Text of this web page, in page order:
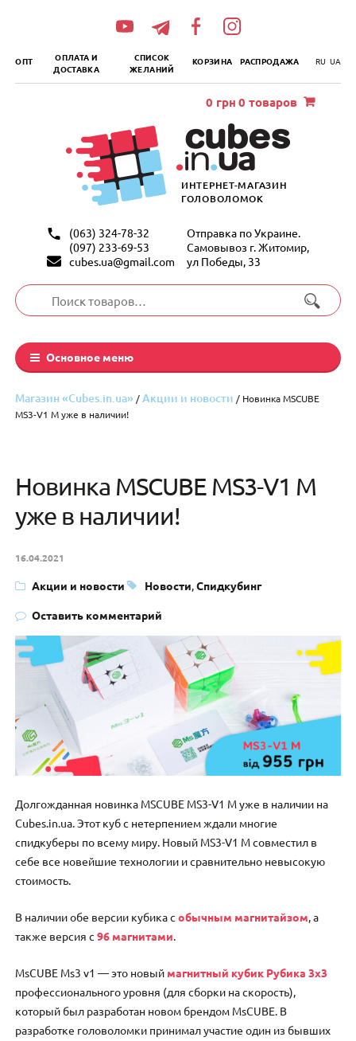
ОПТ
ОПЛАТА И
ДОСТАВКА
СПИСОК
ЖЕЛАНИЙ
КОРЗИНА РАСПРОДАЖА RU UA
ИНТЕРНЕТ-МАГАЗИН
ГОЛОВОЛОМОК
(063) 324-78-32
(097) 233-69-53
cubes.ua@gmail.com
Отправка по Украине.
Самовывоз г. Житомир,
ул Победы, 33
Искать:
Основное меню
0 грн 0 товаров
Магазин «Cubes.in.ua» /Акции и новости / Новинка MSCUBE
MS3-V1 M уже в наличии!
Новинка MSCUBE MS3-V1 M
уже в наличии!
16.04.2021
Акции и новости Новости,Спидкубинг
Оставить комментарий
Долгожданная новинка MSCUBE MS3-V1 M уже в наличии на
Cubes.in.ua. Этот куб с нетерпением ждали многие
спидкуберы по всему миру. Новый MS3-V1 M совместил в
себе все новейшие технологии и сравнительно невысокую
стоимость.
В наличии обе версии кубика собычным магнитайзом, а
также версия с96 магнитами.
MsCUBE Ms3 v1 — это новый магнитный кубик Рубика 3х3
профессионального уровня (для сборки на скорость),
который был разработан новом брендом MsCUBE. В
разработке головоломки принимал участие один из бывших